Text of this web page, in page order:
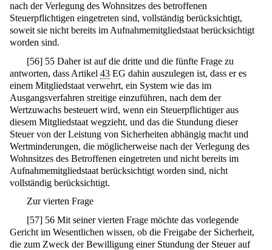
nach der Verlegung des Wohnsitzes des betroffenen
Steuerpflichtigen eingetreten sind, vollständig berücksichtigt,
soweit sie nicht bereits im Aufnahmemitgliedstaat berücksichtigt
worden sind.
[56] 55 Daher ist auf die dritte und die fünfte Frage zu
antworten, dass Artikel 43 EG dahin auszulegen ist, dass er es
einem Mitgliedstaat verwehrt, ein System wie das im
Ausgangsverfahren streitige einzuführen, nach dem der
Wertzuwachs besteuert wird, wenn ein Steuerpflichtiger aus
diesem Mitgliedstaat wegzieht, und das die Stundung dieser
Steuer von der Leistung von Sicherheiten abhängig macht und
Wertminderungen, die möglicherweise nach der Verlegung des
Wohnsitzes des Betroffenen eingetreten und nicht bereits im
Aufnahmemitgliedstaat berücksichtigt worden sind, nicht
vollständig berücksichtigt.
Zur vierten Frage
[57] 56 Mit seiner vierten Frage möchte das vorlegende
Gericht im Wesentlichen wissen, ob die Freigabe der Sicherheit,
die zum Zweck der Bewilligung einer Stundung der Steuer auf